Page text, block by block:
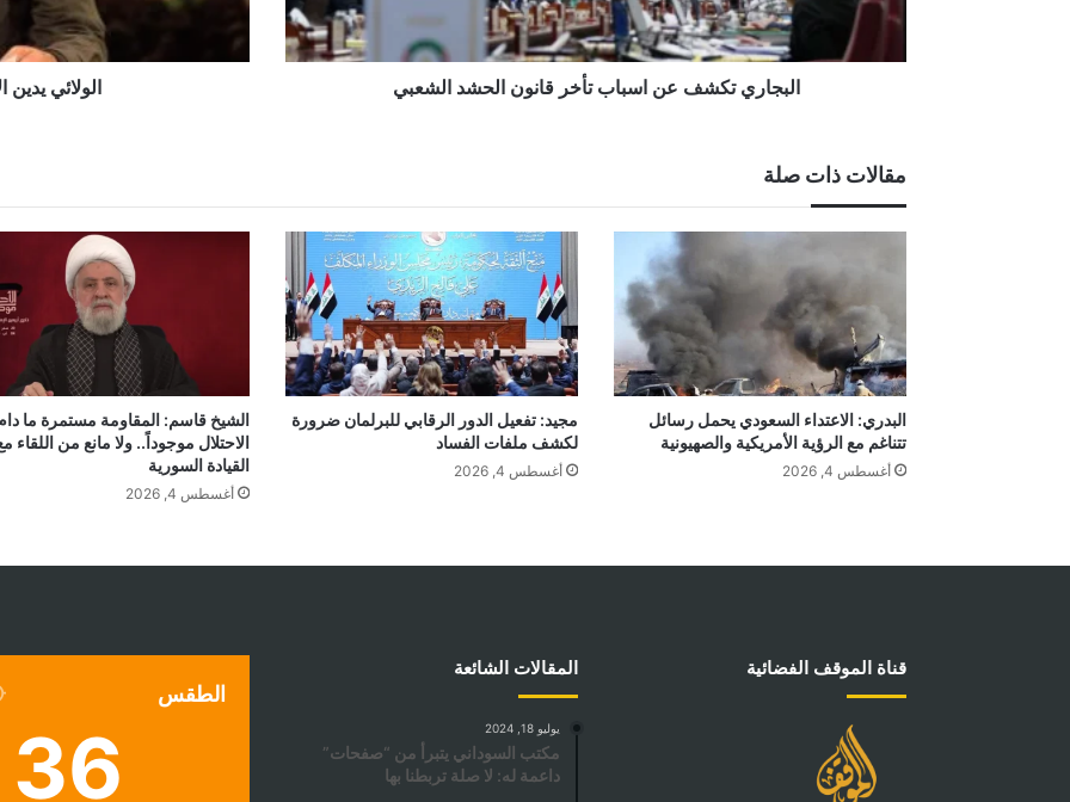
البجاري تكشف عن اسباب تأخر قانون الحشد الشعبي الولائي
مقالات ذات صلة
البدري: الاعتداء السعودي يحمل رسائل
تتناغم مع الرؤية الأمريكية والصهيونية
أغسطس 4, 2026
مجيد: تفعيل الدور الرقابي للبرلمان ضرورة
لكشف ملفات الفساد
أغسطس 4, 2026
الشيخ قاسم: المقاومة مستمرة ما
الاحتلال موجوداً.. ولا مانع من اللقاء
القيادة السورية
أغسطس 4, 2026
قناة الموقف الفضائية المقالات الشائعة
يوليو 18, 2024
مكتب السوداني يتبرأ من “صفحات”
داعمة له: لا صلة تربطنا بها
الطقس
36